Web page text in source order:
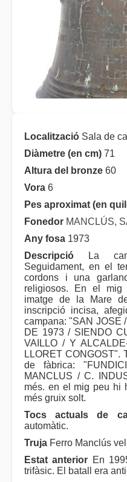
Localització Sala de
Diàmetre (en cm) 71
Altura del bronze 60
Vora 6
Pes aproximat (en
Fonedor MANCLÚS,
Any fosa 1973
Descripció La
Seguidament, en el
cordons i una
religiosos. En el mig
imatge de la Mare
inscripció incisa,
campana: "SAN JOSE
DE 1973 / SIENDO
VAILLO / Y
LLORET CONGOST".
de fàbrica:
MANCLUS / C.
més. en el mig peu hi
més gruix solt.
Tocs actuals de
automàtic.
Truja Ferro Manclús vell
Estat anterior En
trifàsic. El batall era